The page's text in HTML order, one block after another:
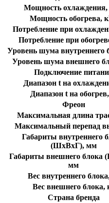
Мощность
Мощность обогрева,
Потребление при
Потребление при
Уровень шума внутреннего
Уровень шума внешнего
Подключение
Диапазон t на
Диапазон t на
Фреон
Максимальная длина
Максимальный перепад
Габариты внутреннего
(ШхВхГ), мм
Габариты внешнего блока
мм
Вес внутреннего
Вес внешнего блока,
Страна бренда